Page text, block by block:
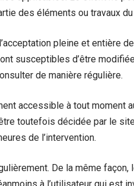
des éléments ou travaux
pleine et entière
susceptibles d’être
de manière régulière.
accessible à tout moment
toutefois décidée par le
de l’intervention.
De la même